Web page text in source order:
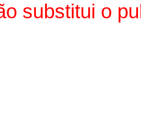
substitui o